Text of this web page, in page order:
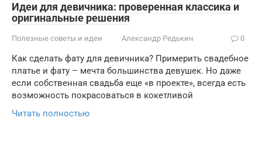
Идеи для девичника: проверенная классика и
оригинальные решения
Полезные советы и идеи Александр Редькин 0
Как сделать фату для девичника? Примерить свадебное
платье и фату – мечта большинства девушек. Но даже
если собственная свадьба еще «в проекте», всегда есть
возможность покрасоваться в кокетливой
Читать полностью